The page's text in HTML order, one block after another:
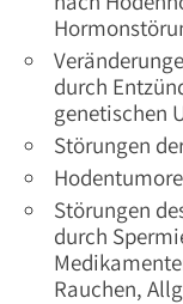
IMPRESSUM
DATENSCHUTZ
Erklär-
Videos
zu
urologischen
durch
genetischen
Störungen
Hodentumore
Störungen
durch
Rauchen,